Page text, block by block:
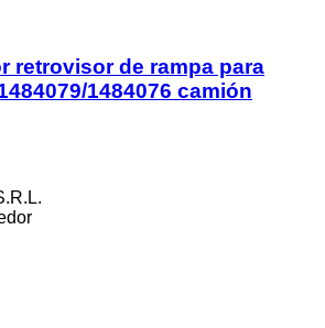
retrovisor de rampa para
1484076 camión